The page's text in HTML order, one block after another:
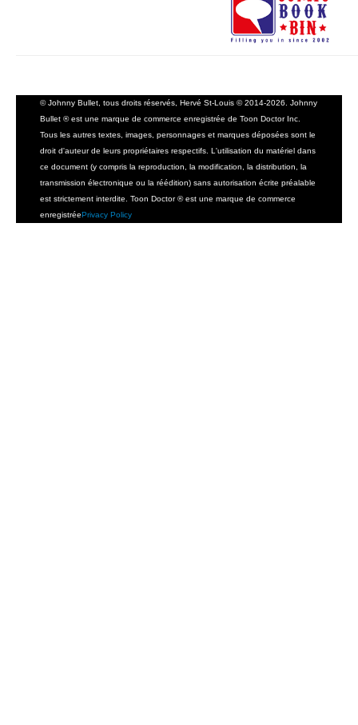
© Johnny Bullet, tous droits réservés, Hervé St-Louis © 2014-2026. Johnny
Bullet ® est une marque de commerce enregistrée de Toon Doctor Inc.
Tous les autres textes, images, personnages et marques déposées sont le
droit d'auteur de leurs propriétaires respectifs. L'utilisation du matériel dans
ce document (y compris la reproduction, la modification, la distribution, la
transmission électronique ou la réédition) sans autorisation écrite préalable
est strictement interdite. Toon Doctor ® est une marque de commerce
enregistréePrivacy Policy